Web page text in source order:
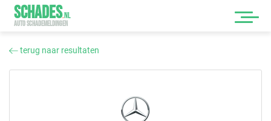
SCHADES.NL
AUTO SCHADEMELDINGEN
terug naar resultaten